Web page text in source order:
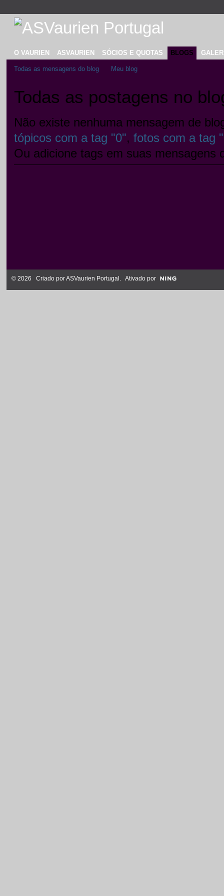
O VAURIEN ASVAURIEN SÓCIOS E QUOTAS BLOGS
Todas as mensagens do blog Meu blog
Todas as postagens no
Não existe nenhuma mensagem de
tópicos com a tag "0", fotos com a tag
Ou adicione tags em suas mensagens
© 2026 Criado porASVaurien Portugal. Ativado por